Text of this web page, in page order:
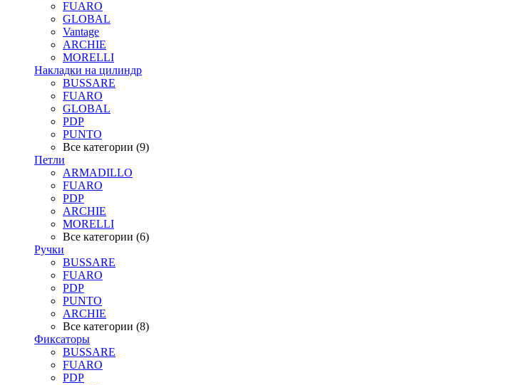
FUARO
GLOBAL
Vantage
ARCHIE
MORELLI
Накладки на цилиндр
BUSSARE
FUARO
GLOBAL
PDP
PUNTO
Все категории (9)
Петли
ARMADILLO
FUARO
PDP
ARCHIE
MORELLI
Все категории (6)
Ручки
BUSSARE
FUARO
PDP
PUNTO
ARCHIE
Все категории (8)
Фиксаторы
BUSSARE
FUARO
PDP